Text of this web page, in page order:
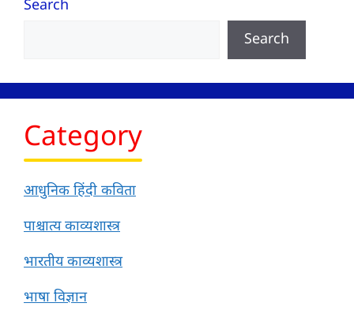
Search
Search
Category
आधुनिक हिंदी कविता
पाश्चात्य काव्यशास्त्र
भारतीय काव्यशास्त्र
भाषा विज्ञान